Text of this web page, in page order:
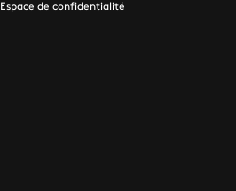
Espace de confidentialité